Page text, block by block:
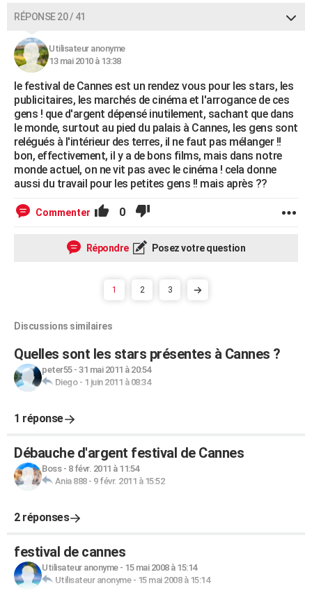
RÉPONSE 20 / 41
Utilisateur anonyme
13 mai 2010 à 13:38
le festival de Cannes est un rendez vous pour les stars, les
publicitaires, les marchés de cinéma et l'arrogance de ces
gens ! que d'argent dépensé inutilement, sachant que dans
le monde, surtout au pied du palais à Cannes, les gens sont
relégués à l'intérieur des terres, il ne faut pas mélanger !!
bon, effectivement, il y a de bons films, mais dans notre
monde actuel, on ne vit pas avec le cinéma ! cela donne
aussi du travail pour les petites gens !! mais après ??
Commenter 0
Répondre Posez votre question
1 2 3
Discussions similaires
Quelles sont les stars présentes à Cannes ?
peter55- 31 mai 2011 à 20:54
Diego- 1 juin 2011 à 08:34
1 réponse
Débauche d'argent festival de Cannes
Boss- 8 févr. 2011 à 11:54
Ania 888- 9 févr. 2011 à 15:52
2 réponses
festival de cannes
Utilisateur anonyme- 15 mai 2008 à 15:14
Utilisateur anonyme- 15 mai 2008 à 15:14